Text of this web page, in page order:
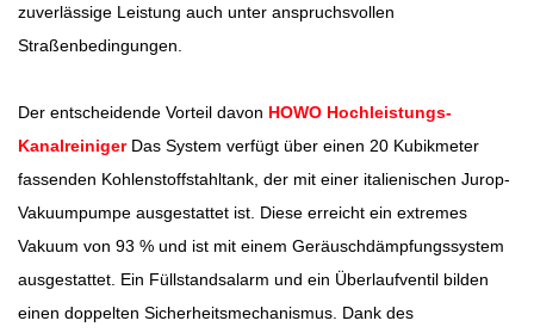
zuverlässige Leistung auch unter anspruchsvollen
Straßenbedingungen.
Der entscheidende Vorteil davon HOWO Hochleistungs-
KanalreinigerDas System verfügt über einen 20 Kubikmeter
fassenden Kohlenstoffstahltank, der mit einer italienischen Jurop-
Vakuumpumpe ausgestattet ist. Diese erreicht ein extremes
Vakuum von 93 % und ist mit einem Geräuschdämpfungssystem
ausgestattet. Ein Füllstandsalarm und ein Überlaufventil bilden
einen doppelten Sicherheitsmechanismus. Dank des